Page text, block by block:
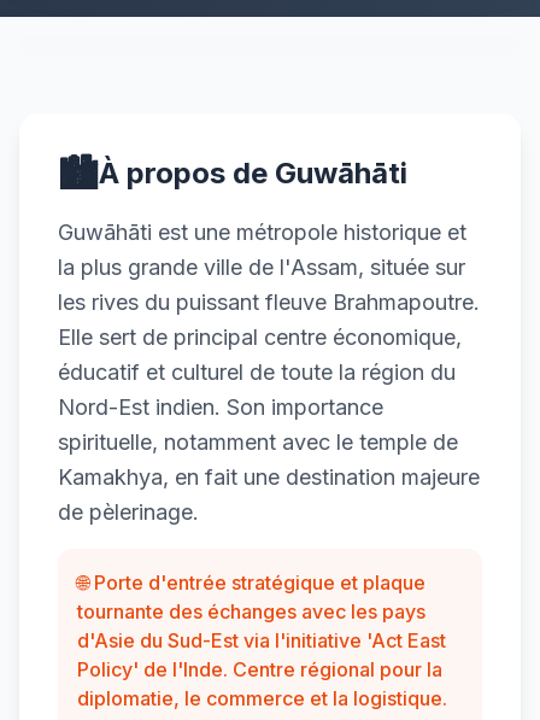
🏙️À propos de Guwāhāti
Guwāhāti est une métropole historique et
la plus grande ville de l'Assam, située sur
les rives du puissant fleuve Brahmapoutre.
Elle sert de principal centre économique,
éducatif et culturel de toute la région du
Nord-Est indien. Son importance
spirituelle, notamment avec le temple de
Kamakhya, en fait une destination majeure
de pèlerinage.
🌐 Porte d'entrée stratégique et plaque
tournante des échanges avec les pays
d'Asie du Sud-Est via l'initiative 'Act East
Policy' de l'Inde. Centre régional pour la
diplomatie, le commerce et la logistique.